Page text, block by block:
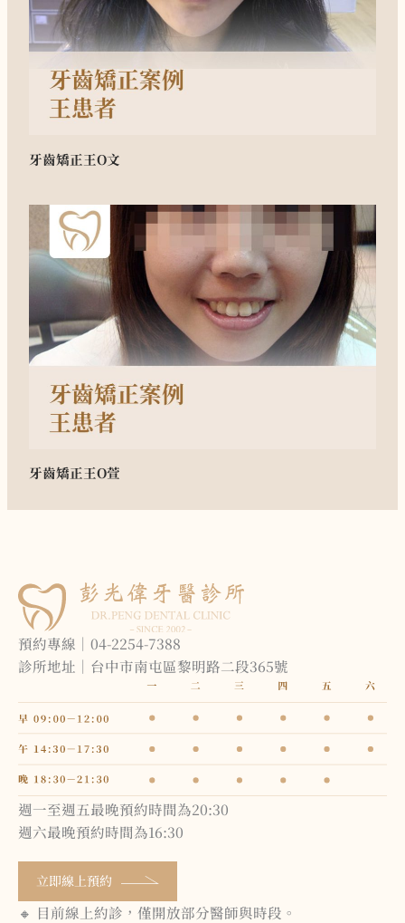
牙齒矯正王O文
牙齒矯正王O萱
預約專線｜04-2254-7388
診所地址｜台中市南屯區黎明路二段365號
週一至週五最晚預約時間為20:30
週六最晚預約時間為16:30
立即線上預約
🔸 目前線上約診，僅開放部分醫師與時段。